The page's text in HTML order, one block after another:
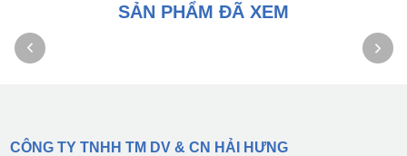
SẢN PHẨM ĐÃ XEM
CÔNG TY TNHH TM DV & CN HẢI HƯNG